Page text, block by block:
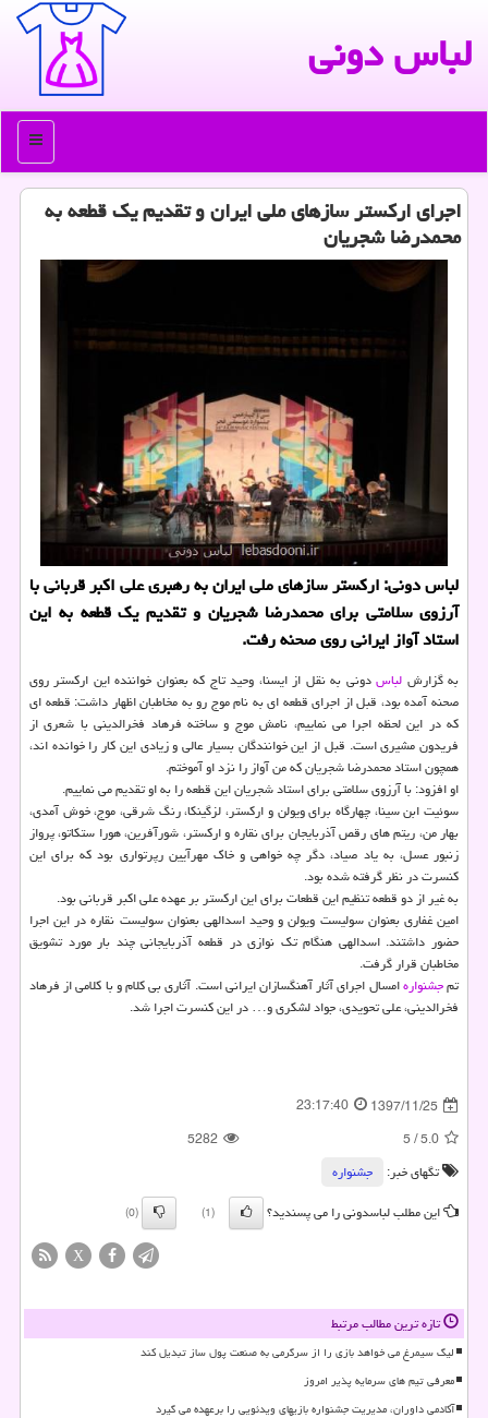
لباس دونی
منو
اجرای اركستر سازهای ملی ایران و تقدیم یك قطعه به
محمدرضا شجریان
لباس دونی: اركستر سازهای ملی ایران به رهبری علی اكبر قربانی با
آرزوی سلامتی برای محمدرضا شجریان و تقدیم یك قطعه به این
استاد آواز ایرانی روی صحنه رفت.
به گزارش لباسدونی به نقل از ایسنا، وحید تاج كه بعنوان خواننده این اركستر روی
صحنه آمده بود، قبل از اجرای قطعه ای به نام موج رو به مخاطبان اظهار داشت: قطعه ای
كه در این لحظه اجرا می نماییم، نامش موج و ساخته فرهاد فخرالدینی با شعری از
فریدون مشیری است. قبل از این خوانندگان بسیار عالی و زیادی این كار را خوانده اند،
همچون استاد محمدرضا شجریان كه من آواز را نزد او آموختم.
او افزود: با آرزوی سلامتی برای استاد شجریان این قطعه را به او تقدیم می نماییم.
سوئیت ابن سینا، چهارگاه برای ویولن و اركستر، لزگینكا، رنگ شرقی، موج، خوش آمدی،
بهار من، ریتم های رقص آذربایجان برای نقاره و اركستر، شورآفرین، هورا ستكاتو، پرواز
زنبور عسل، به یاد صیاد، دگر چه خواهی و خاك مهرآیین رپرتواری بود كه برای این
كنسرت در نظر گرفته شده بود.
به غیر از دو قطعه تنظیم این قطعات برای این اركستر بر عهده علی اكبر قربانی بود.
امین غفاری بعنوان سولیست ویولن و وحید اسدالهی بعنوان سولیست نقاره در این اجرا
حضور داشتند. اسدالهی هنگام تك نوازی در قطعه آذربایجانی چند بار مورد تشویق
مخاطبان قرار گرفت.
تمجشنوارهامسال اجرای آثار آهنگسازان ایرانی است. آثاری بی كلام و با كلامی از فرهاد
فخرالدینی، علی تحویدی، جواد لشكری و… در این كنسرت اجرا شد.
1397/11/25
23:17:40
5.0
/
5
5282
تگهای خبر:
جشنواره
این مطلب لباسدونی را می پسندید؟
(1)
(0)
X
تازه ترین مطالب مرتبط
لیگ سیمرغ می خواهد بازی را از سرگرمی به صنعت پول ساز تبدیل کند
معرفی تیم های سرمایه پذیر امروز
آکادمی داوران، مدیریت جشنواره بازیهای ویدئویی را برعهده می گیرد